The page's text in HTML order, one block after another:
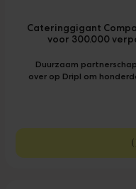
Cateringgigant
voor 300.000
Duurzaam
over op Dripl om
(